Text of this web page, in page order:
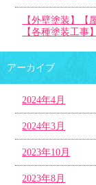
【外壁塗装】【
【各種塗装工事
アーカイブ
2024年4月
2024年3月
2023年10月
2023年8月